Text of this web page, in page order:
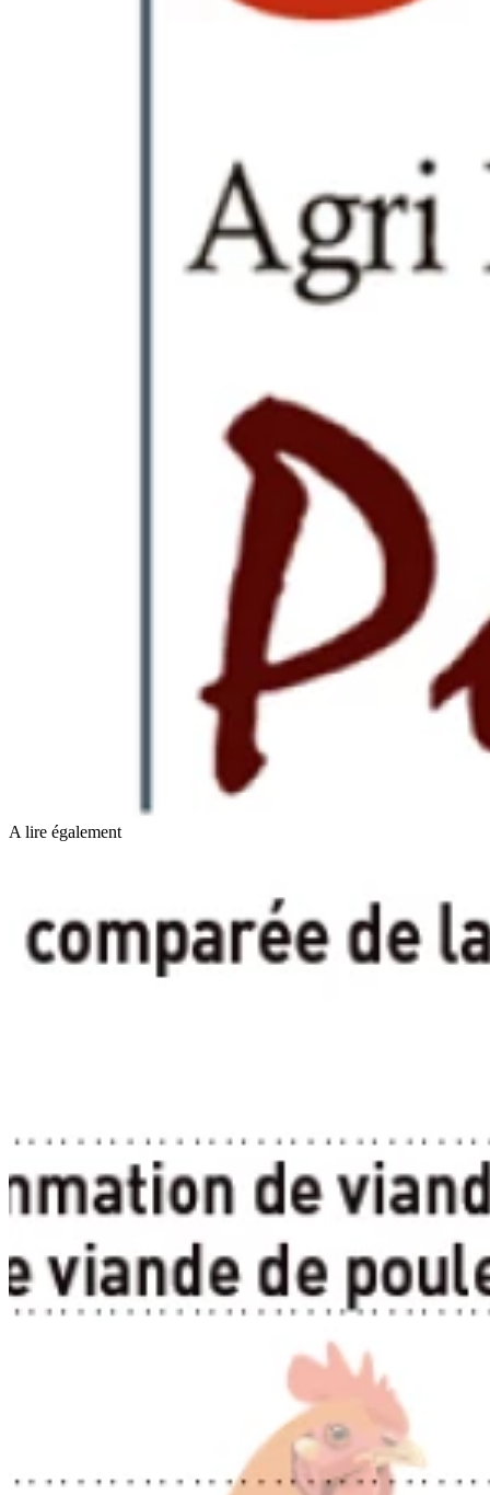
A lire également